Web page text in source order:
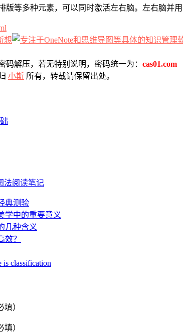
版等多种元素，可以同时激活左右脑。左右脑并
想
码解压，若无特别说明，密码统一为： cas01.com
小斯 所有，转载请保留出处。
法阅读笔记
典测验
学中的重要意义
几种含义
效？
classification
填）
填）